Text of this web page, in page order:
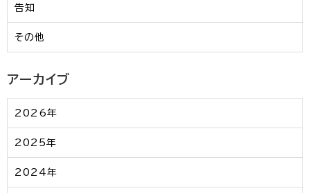
告知
その他
アーカイブ
2026年
2025年
2024年